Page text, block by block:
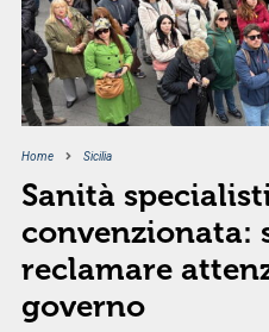
Home Sicilia
Sanità
convenzionata:
reclamare
governo